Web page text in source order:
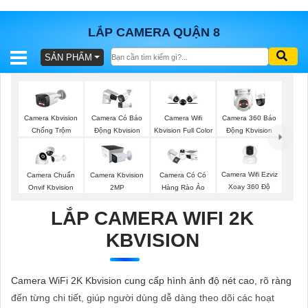
LẮP CAMERA QUẬN 8
BÁO
TRỌN
GÓI
SẢN
LẮP
SẢN PHẨM
Camera Kbvision
Chống Trộm
Camera Có Báo
Động Kbvision
Camera Wifi
Kbvision Full Color
Camera 360 Báo
Động Kbvision
Camera Chuẩn
Onvif Kbvision
Camera Kbvision
2MP
Camera Có Có
Hàng Rào Ảo
Camera Wifi Ezviz
Xoay 360 Độ
LẮP CAMERA WIFI 2K
KBVISION
Camera WiFi 2K Kbvision cung cấp hình ảnh độ nét cao, rõ ràng
đến từng chi tiết, giúp người dùng dễ dàng theo dõi các hoạt